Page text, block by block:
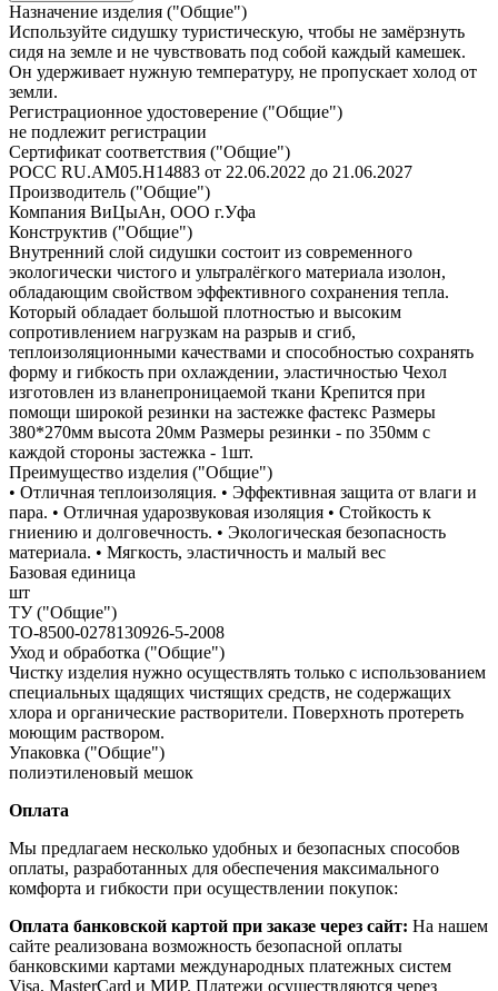
Назначение изделия ("Общие")
Используйте сидушку туристическую, чтобы не замёрзнуть
сидя на земле и не чувствовать под собой каждый камешек.
Он удерживает нужную температуру, не пропускает холод от
земли.
Регистрационное удостоверение ("Общие")
не подлежит регистрации
Сертификат соответствия ("Общие")
РОСС RU.АМ05.H14883 от 22.06.2022 до 21.06.2027
Производитель ("Общие")
Компания ВиЦыАн, ООО г.Уфа
Конструктив ("Общие")
Внутренний слой сидушки состоит из современного
экологически чистого и ультралёгкого материала изолон,
обладающим свойством эффективного сохранения тепла.
Который обладает большой плотностью и высоким
сопротивлением нагрузкам на разрыв и сгиб,
теплоизоляционными качествами и способностью сохранять
форму и гибкость при охлаждении, эластичностью Чехол
изготовлен из вланепроницаемой ткани Крепится при
помощи широкой резинки на застежке фастекс Размеры
380*270мм высота 20мм Размеры резинки - по 350мм с
каждой стороны застежка - 1шт.
Преимущество изделия ("Общие")
• Отличная теплоизоляция. • Эффективная защита от влаги и
пара. • Отличная ударозвуковая изоляция • Стойкость к
гниению и долговечность. • Экологическая безопасность
материала. • Мягкость, эластичность и малый вес
Базовая единица
шт
ТУ ("Общие")
ТО-8500-0278130926-5-2008
Уход и обработка ("Общие")
Чистку изделия нужно осуществлять только с использованием
специальных щадящих чистящих средств, не содержащих
хлора и органические растворители. Поверхноть протереть
моющим раствором.
Упаковка ("Общие")
полиэтиленовый мешок
Оплата
Мы предлагаем несколько удобных и безопасных способов
оплаты, разработанных для обеспечения максимального
комфорта и гибкости при осуществлении покупок:
Оплата банковской картой при заказе через сайт: На нашем
сайте реализована возможность безопасной оплаты
банковскими картами международных платежных систем
Visa, MasterCard и МИР. Платежи осуществляются через